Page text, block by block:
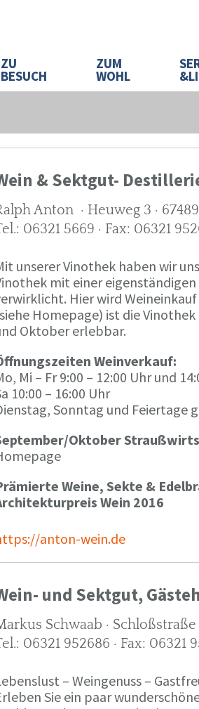
ZU
BESUCH
ZUM
WOHL
& Sektgut-
Anton · Heuweg 3 ·
06321 5669 · Fax: 06321
unserer Vinothek haben wir
mit einer
Hier wird
Homepage) ist die
Oktober erlebbar.
Weinverkauf:
Mi – Fr 9:00 – 12:00 Uhr und
10:00 – 16:00 Uhr
Sonntag und Feiertage
Oktober
Weine, Sekte &
Wein 2016
anton-wein.de
und Sektgut,
Schwaab ·
06321 952686 · Fax: 06321
– Weingenuss –
Sie ein paar